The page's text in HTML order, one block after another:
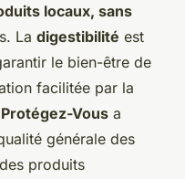
locaux, sans
La digestibilité est
le bien-être de
facilitée par la
Protégez-Vous a
générale des
produits